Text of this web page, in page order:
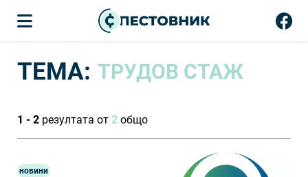
ТЕМА: ТРУДОВ СТАЖ
1 - 2 резултата от 2 общо
новини